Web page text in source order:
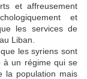
et affreusement
et
les services de
Liban.
les syriens sont
à un régime qui se
la population mais